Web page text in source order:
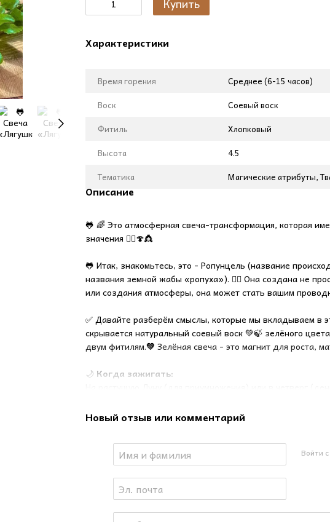
Характеристики
Время горения
Среднее (6-15 часов)
Воск
Соевый воск
Фитиль
Хлопковый
Высота
4.5
Тематика
Магические атрибуты,
Описание
🐸 🌈 Это атмосферная свеча-трансформация, которая
значения 🧙‍♀️🍄👸
🐸 Итак, знакомьтесь, это - Ропунцель (название
названия земной жабы «ропуха»). 💆‍♀️ Она создана не
или создания атмосферы, она может стать вашим
✅ Давайте разберём смыслы, которые мы вкладываем в
скрывается натуральный соевый воск 💚🍃 зелёного
двум фитилям.💚 Зелёная свеча - это магнит для роста,
🌙 Когда зажигать:
💰Для чего:
Деньги: привлечение финансов, клиентов, удачи в
жизненных сил. Процветание новых идей, проектов и
эфирных масел для глубокого релакса. 🌙 Она создана
отключиться от шума окружающего мира и просто побыть
Новый отзыв или комментарий
Войти